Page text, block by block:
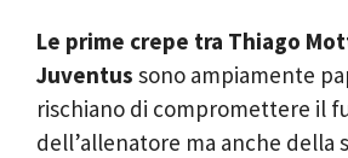
Le prime crepe tra Thiago
Juventus sono ampiamente
rischiano di compromettere il
dell’allenatore ma anche della